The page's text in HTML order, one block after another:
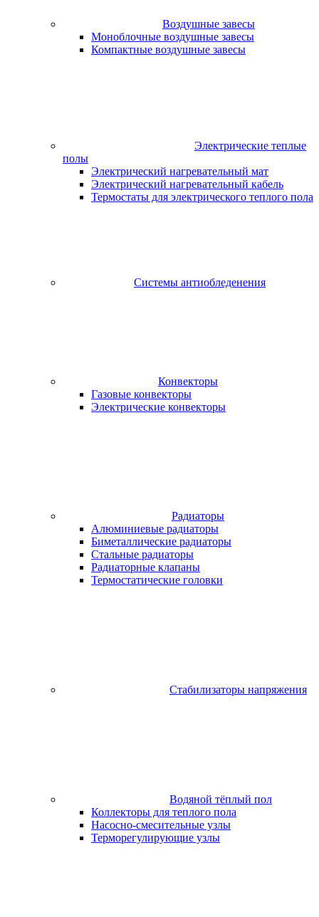
Воздушные завесы
Моноблочные воздушные завесы
Компактные воздушные завесы
Электрические теплые
полы
Электрический нагревательный мат
Электрический нагревательный кабель
Термостаты для электрического теплого пола
Системы антиобледенения
Конвекторы
Газовые конвекторы
Электрические конвекторы
Радиаторы
Алюминиевые радиаторы
Биметаллические радиаторы
Стальные радиаторы
Радиаторные клапаны
Термостатические головки
Стабилизаторы напряжения
Водяной тёплый пол
Коллекторы для теплого пола
Насосно-смесительные узлы
Терморегулирующие узлы